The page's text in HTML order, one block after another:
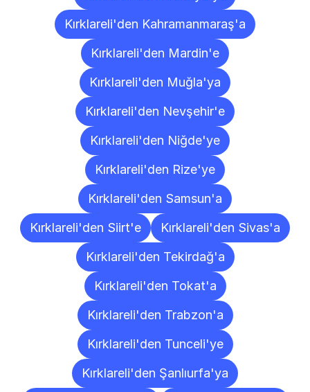
Kırklareli'den Kahramanmaraş'a
Kırklareli'den Mardin'e
Kırklareli'den Muğla'ya
Kırklareli'den Nevşehir'e
Kırklareli'den Niğde'ye
Kırklareli'den Rize'ye
Kırklareli'den Samsun'a
Kırklareli'den Siirt'e
Kırklareli'den Sivas'a
Kırklareli'den Tekirdağ'a
Kırklareli'den Tokat'a
Kırklareli'den Trabzon'a
Kırklareli'den Tunceli'ye
Kırklareli'den Şanlıurfa'ya